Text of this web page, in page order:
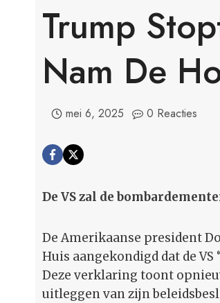
Trump
Nam De
mei 6, 2025 0 Reacties
De VS zal de
De Amerikaanse president
Huis aangekondigd dat de
Deze verklaring toont
uitleggen van zijn